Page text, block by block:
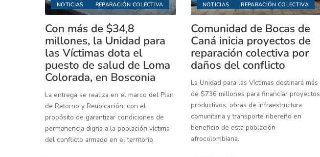
NOTICIAS REPARACIÓN COLECTIVA
Con más de $34,8
millones, la Unidad para
las Víctimas dota el
puesto de salud de Loma
Colorada, en Bosconia
La entrega se realiza en el marco del Plan
de Retorno y Reubicación, con el
propósito de garantizar condiciones de
permanencia digna a la población víctima
del conflicto armado en el territorio.
NOTICIAS REPARACIÓN COLECTIVA
Comunidad de Bocas de
Caná inicia proyectos de
reparación colectiva por
daños del conflicto
La Unidad para las Víctimas destinará más
de $736 millones para financiar proyectos
productivos, obras de infraestructura
comunitaria y transporte ribereño en
beneficio de esta población
afrocolombiana.